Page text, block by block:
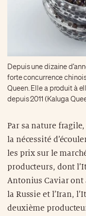
Depuis une dizaine
forte concurrence
Queen. Elle a produit à
depuis 2011 (Kaluga
Par sa nature
la nécessité
les prix sur le
producteurs, dont
Antonius Caviar ont
la Russie et l’Iran,
deuxième